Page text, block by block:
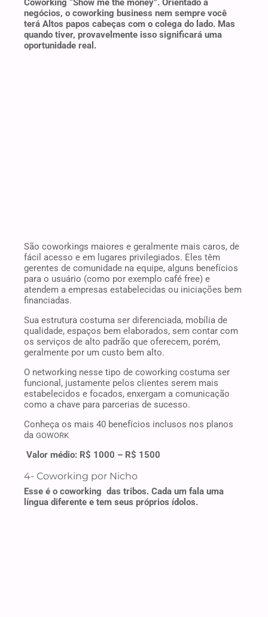
Coworking “Show me the money”. Orientado a
negócios, o coworking business nem sempre você
terá Altos papos cabeças com o colega do lado. Mas
quando tiver, provavelmente isso significará uma
oportunidade real.
São coworkings maiores e geralmente mais caros, de
fácil acesso e em lugares privilegiados. Eles têm
gerentes de comunidade na equipe, alguns benefícios
para o usuário (como por exemplo café free) e
atendem a empresas estabelecidas ou iniciações bem
financiadas.
Sua estrutura costuma ser diferenciada, mobília de
qualidade, espaços bem elaborados, sem contar com
os serviços de alto padrão que oferecem, porém,
geralmente por um custo bem alto.
O networking nesse tipo de coworking costuma ser
funcional, justamente pelos clientes serem mais
estabelecidos e focados, enxergam a comunicação
como a chave para parcerias de sucesso.
Conheça os mais 40 benefícios inclusos nos planos
da GOWORK
Valor médio: R$ 1000 – R$ 1500
4- Coworking por Nicho
Esse é o coworking das tribos. Cada um fala uma
língua diferente e tem seus próprios ídolos.